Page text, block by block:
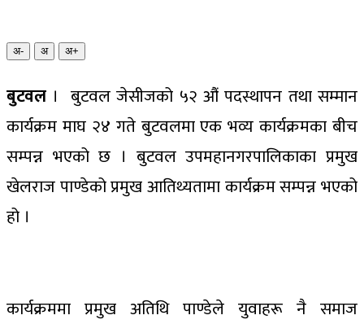
अ- अ अ+
बुटवल । बुटवल जेसीजको ५२ औं पदस्थापन तथा सम्मान
कार्यक्रम माघ २४ गते बुटवलमा एक भव्य कार्यक्रमका बीच
सम्पन्न भएको छ । बुटवल उपमहानगरपालिकाका प्रमुख
खेलराज पाण्डेको प्रमुख आतिथ्यतामा कार्यक्रम सम्पन्न भएको
हो ।
कार्यक्रममा प्रमुख अतिथि पाण्डेले युवाहरू नै समाज